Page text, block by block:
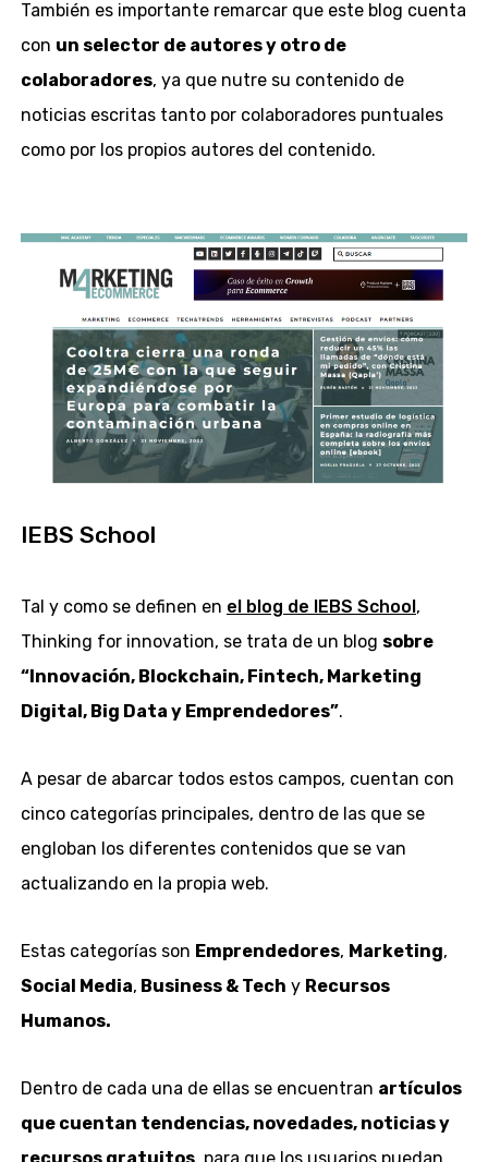
También es importante remarcar que este blog cuenta
con un selector de autores y otro de
colaboradores, ya que nutre su contenido de
noticias escritas tanto por colaboradores puntuales
como por los propios autores del contenido.
IEBS School
Tal y como se definen en el blog de IEBS School,
Thinking for innovation, se trata de un blog sobre
“Innovación, Blockchain, Fintech, Marketing
Digital, Big Data y Emprendedores”.
A pesar de abarcar todos estos campos, cuentan con
cinco categorías principales, dentro de las que se
engloban los diferentes contenidos que se van
actualizando en la propia web.
Estas categorías son Emprendedores, Marketing,
Social Media, Business & Tech y Recursos
Humanos.
Dentro de cada una de ellas se encuentran artículos
que cuentan tendencias, novedades, noticias y